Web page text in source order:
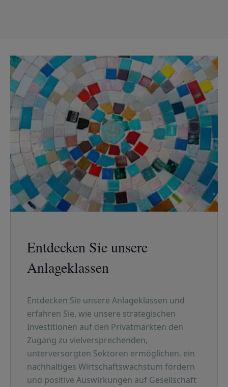
Entdecken Sie unsere
Anlageklassen
Entdecken Sie unsere Anlageklassen und
erfahren Sie, wie unsere strategischen
Investitionen auf den Privatmärkten den
Zugang zu vielversprechenden,
unterversorgten Sektoren ermöglichen, ein
nachhaltiges Wirtschaftswachstum fördern
und positive Auswirkungen auf Gesellschaft